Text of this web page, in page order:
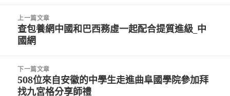
上一篇文章
上
一
文
章:
查包養網中國和巴西務虛一起配合提質進級_中
國網
下一篇文章
下
一
508位來自安徽的中學生走進曲阜國學院參加拜
找九宮格分享師禮